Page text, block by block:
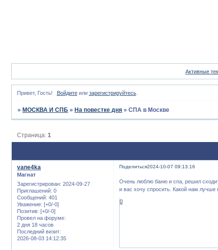
Активные
Привет, Гость! Войдитеили зарегистрируйтесь.
» МОСКВА И СПБ » На повестке дня »СПА в Москве
Страница:1
Поделиться2024-10-07 09:13:16
vane4ka
Магнат
Зарегистрирован: 2024-09-27
Приглашений: 0
Сообщений: 401
Уважение: [+0/-0]
Позитив: [+0/-0]
Провел на форуме:
2 дня 18 часов
Последний визит:
2026-08-03 14:12:35
Очень люблю баню и спа, решил
и вас хочу спросить. Какой нам лучше
0